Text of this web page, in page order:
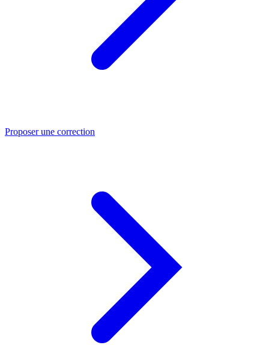
Proposer une correction